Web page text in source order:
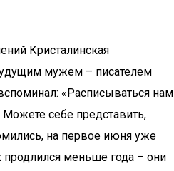
Кристалинская
мужем – писателем
«Расписываться нам
себе представить,
на первое июня уже
продлился меньше года – они